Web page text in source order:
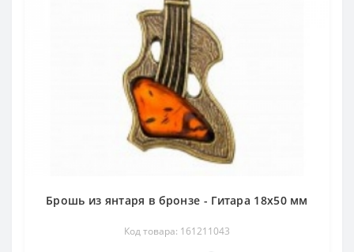
Брошь из янтаря в бронзе - Гитара 18х50 мм
Код товара: 161211043